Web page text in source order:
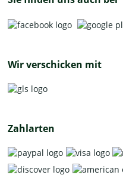
Wir verschicken mit
Zahlarten